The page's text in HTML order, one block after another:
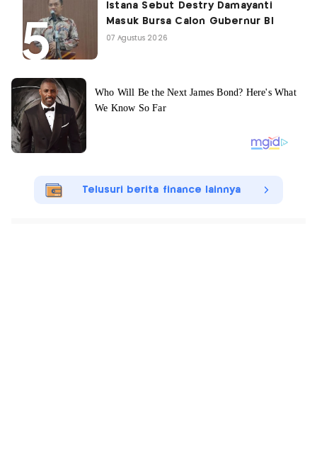
Istana Sebut Destry Damayanti
Masuk Bursa Calon Gubernur BI
07 Agustus 2026
Telusuri berita finance lainnya